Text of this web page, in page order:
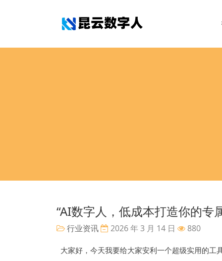
“AI数字人，低成本打造你的专
行业资讯 2026 年 3 月 14 日 880
大家好，今天我要给大家安利一个超级实用的